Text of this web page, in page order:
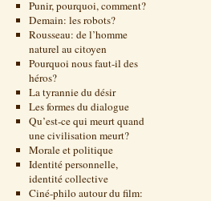
Punir, pourquoi, comment?
Demain: les robots?
Rousseau: de l’homme
naturel au citoyen
Pourquoi nous faut-il des
héros?
La tyrannie du désir
Les formes du dialogue
Qu’est-ce qui meurt quand
une civilisation meurt?
Morale et politique
Identité personnelle,
identité collective
Ciné-philo autour du film: